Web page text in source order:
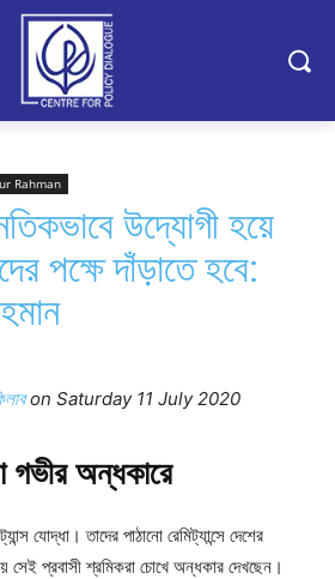
Rahman
উদ্যোগী হয়ে
পক্ষে দাঁড়াতে হবে:
on Saturday 11 July2020
গভীর অন্ধকারে
যোদ্ধা। তাদের পাঠানো রেমিট্যান্সে দেশের
য় সেই প্রবাসী শ্রমিকরা চোখে অন্ধকার দেখছেন।